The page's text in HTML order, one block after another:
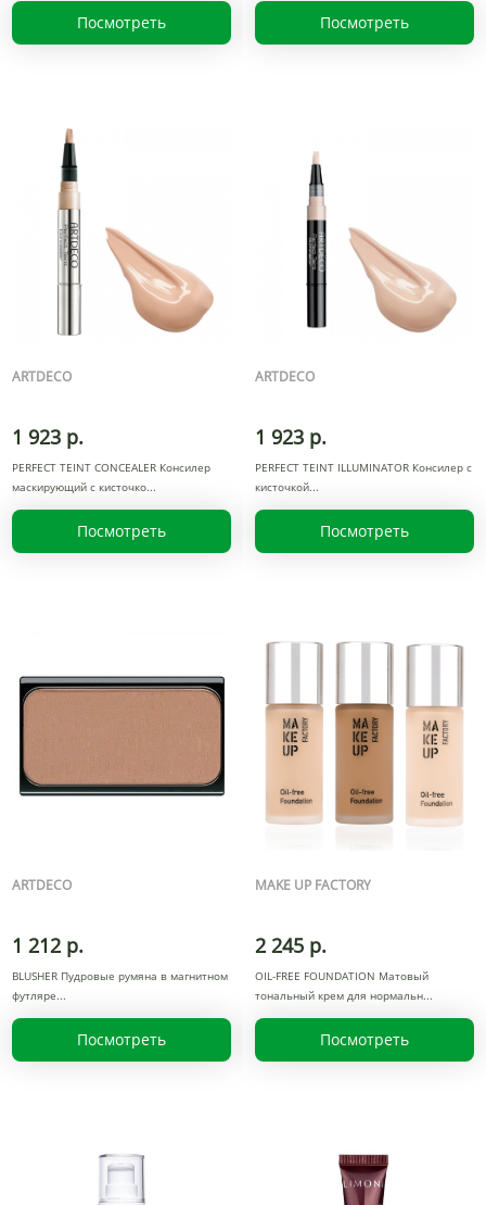
Посмотреть Посмотреть
ARTDECO
1 923 р.
PERFECT TEINT CONCEALER Консилер
маскирующий с кисточко
Посмотреть
ARTDECO
1 923 р.
PERFECT TEINT ILLUMINATOR Консилер с
кисточкой
Посмотреть
ARTDECO
1 212 р.
BLUSHER Пудровые румяна в магнитном
футляре
Посмотреть
MAKE UP FACTORY
2 245 р.
OIL-FREE FOUNDATION Матовый
тональный крем для нормальн
Посмотреть